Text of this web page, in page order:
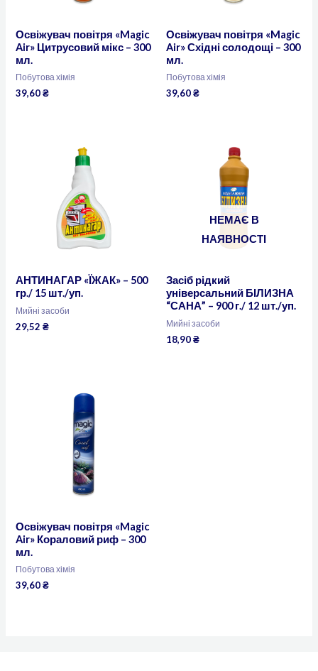
Освіжувач повітря «Magic
Air» Цитрусовий мікс – 300
мл.
Побутова хімія
39,60₴
Освіжувач повітря «Magic
Air» Східні солодощі – 300
мл.
Побутова хімія
39,60₴
АНТИНАГАР «ЇЖАК» – 500
гр./ 15 шт./уп.
Мийні засоби
29,52₴
НЕМАЄ В
НАЯВНОСТІ
Засіб рідкий
універсальний БІЛИЗНА
“САНА” – 900 г./ 12 шт./уп.
Мийні засоби
18,90₴
Освіжувач повітря «Magic
Air» Кораловий риф – 300
мл.
Побутова хімія
39,60₴